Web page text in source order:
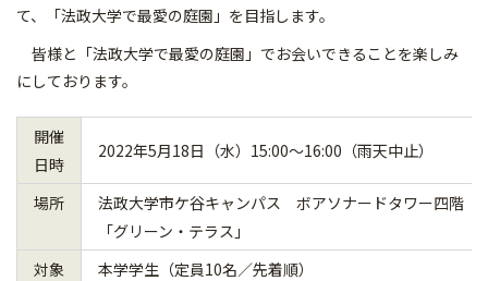
て、「法政大学で最愛の庭園」を目指します。
皆様と「法政大学で最愛の庭園」でお会いできることを楽しみ
にしております。
開催
日時
2022年5月18日（水）15:00～16:00（雨天中止）
場所
法政大学市ケ谷キャンパス ボアソナードタワー四階
「グリーン・テラス」
対象
本学学生（定員10名／先着順）